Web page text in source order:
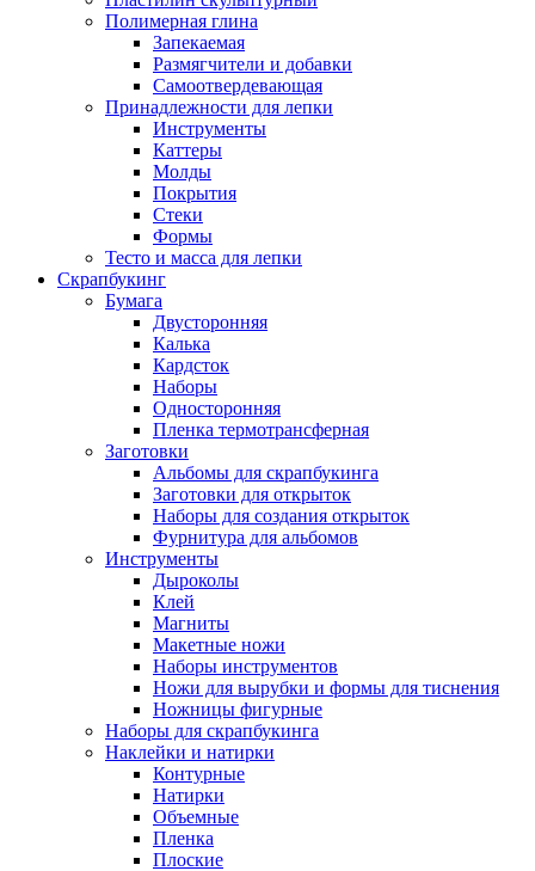
Полимерная глина
Запекаемая
Размягчители и добавки
Самоотвердевающая
Принадлежности для лепки
Инструменты
Каттеры
Молды
Покрытия
Стеки
Формы
Тесто и масса для лепки
Скрапбукинг
Бумага
Двусторонняя
Калька
Кардсток
Наборы
Односторонняя
Пленка термотрансферная
Заготовки
Альбомы для скрапбукинга
Заготовки для открыток
Наборы для создания открыток
Фурнитура для альбомов
Инструменты
Дыроколы
Клей
Магниты
Макетные ножи
Наборы инструментов
Ножи для вырубки и формы для тиснения
Ножницы фигурные
Наборы для скрапбукинга
Наклейки и натирки
Контурные
Натирки
Объемные
Пленка
Плоские